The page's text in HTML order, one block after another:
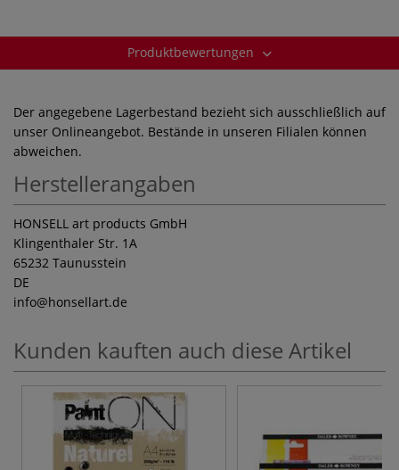
Produktbewertungen
Der angegebene Lagerbestand bezieht sich ausschließlich auf
unser Onlineangebot. Bestände in unseren Filialen können
abweichen.
Herstellerangaben
HONSELL art products GmbH
Klingenthaler Str. 1A
65232 Taunusstein
DE
info@honsellart.de
Kunden kauften auch diese Artikel